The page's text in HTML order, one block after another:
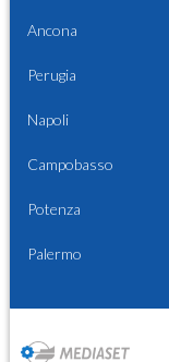
Ancona
Perugia
Napoli
Campobasso
Potenza
Palermo